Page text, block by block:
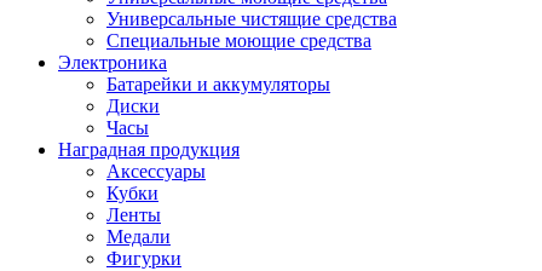
Универсальные чистящие средства
Специальные моющие средства
Электроника
Батарейки и аккумуляторы
Диски
Часы
Наградная продукция
Аксессуары
Кубки
Ленты
Медали
Фигурки